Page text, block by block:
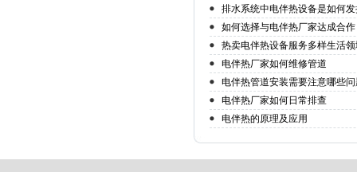
排水系统中电伴热设备是如何
如何选择与电伴热厂家达成合
热卖电伴热设备服务多样生活
电伴热厂家如何维修管道
电伴热管道安装需要注意哪些
电伴热厂家如何日常排查
电伴热的原理及应用